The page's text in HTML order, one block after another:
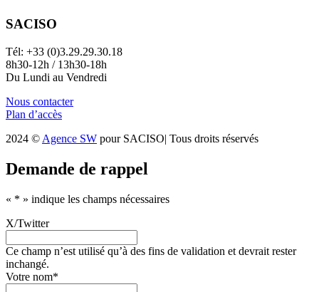
SACISO
Tél: +33 (0)3.29.29.30.18
8h30-12h / 13h30-18h
Du Lundi au Vendredi
Nous contacter
Plan d’accès
2024 © Agence SW pour SACISO| Tous droits réservés
Demande de rappel
« * » indique les champs nécessaires
X/Twitter
Ce champ n’est utilisé qu’à des fins de validation et devrait rester
inchangé.
Votre nom*